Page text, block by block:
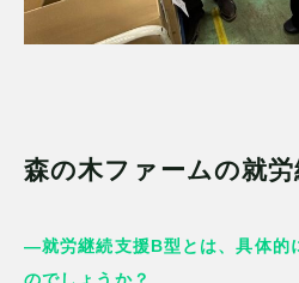
森の木ファームの就
—就労継続支援B型とは、具体的
のでしょうか？